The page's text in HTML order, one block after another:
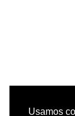
Usamos